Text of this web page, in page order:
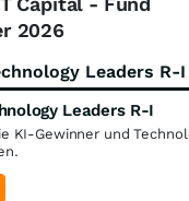
2026
Leaders R-I
Leaders R-I
KI-Gewinner und